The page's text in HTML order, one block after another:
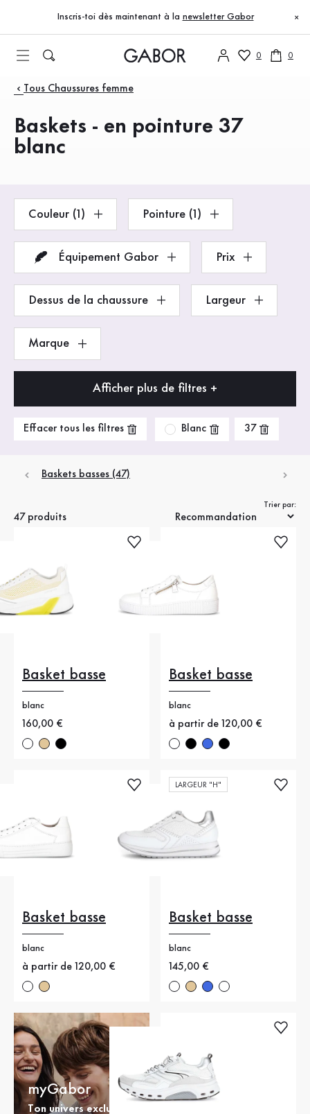
Accéder au contenu principal
Accéder à la table des matières
Accéder à la navigation principale
Inscris-toi dès maintenant à la newsletter Gabor ×
0 0
Produits
Tous Chaussures femme
Baskets - en pointure 37
blanc
Couleur (1) Pointure (1)
Équipement Gabor Prix
Dessus de la chaussure Largeur
Marque
Afficher plus de filtres +
Effacer tous les filtres Blanc 37
Baskets basses (47)
47 produits
Trier par:
Basket basse
blanc
Nouveau prix
160,00 €
Basket basse
blanc
Nouveau prix
à partir de 120,00 €
Basket basse
blanc
Nouveau prix
à partir de 120,00 €
LARGEUR "H"
Basket basse
blanc
Nouveau prix
145,00 €
myGabor
Ton univers exclusif